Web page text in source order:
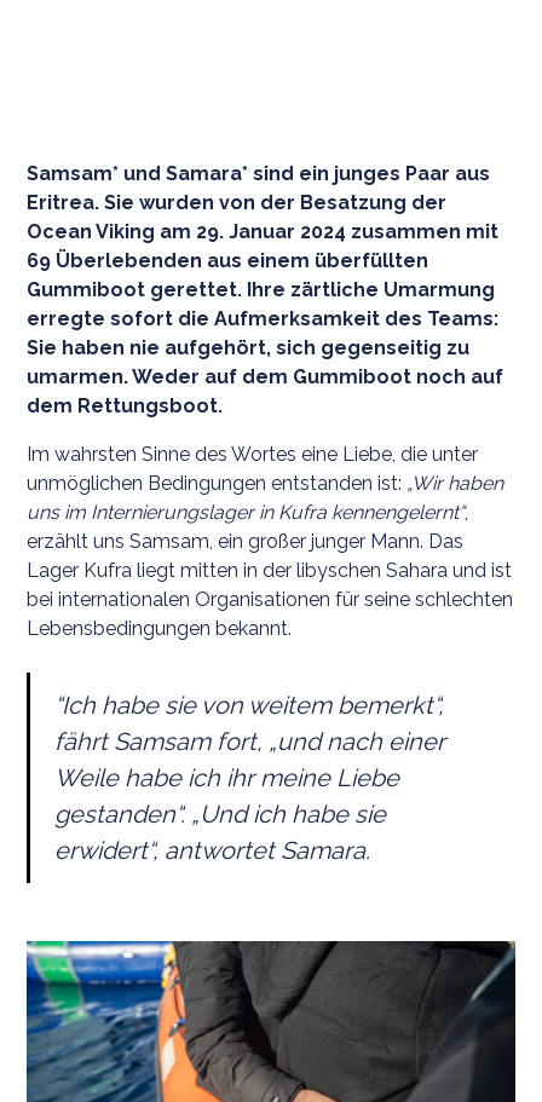
Samsam* und Samara* sind ein junges Paar aus
Eritrea. Sie wurden von der Besatzung der
Ocean Viking am 29. Januar 2024 zusammen mit
69 Überlebenden aus einem überfüllten
Gummiboot gerettet. Ihre zärtliche Umarmung
erregte sofort die Aufmerksamkeit des Teams:
Sie haben nie aufgehört, sich gegenseitig zu
umarmen. Weder auf dem Gummiboot noch auf
dem Rettungsboot.
Im wahrsten Sinne des Wortes eine Liebe, die unter
unmöglichen Bedingungen entstanden ist: „Wir haben
uns im Internierungslager in Kufra kennengelernt“,
erzählt uns Samsam, ein großer junger Mann. Das
Lager Kufra liegt mitten in der libyschen Sahara und ist
bei internationalen Organisationen für seine schlechten
Lebensbedingungen bekannt.
“Ich habe sie von weitem bemerkt“,
fährt Samsam fort, „und nach einer
Weile habe ich ihr meine Liebe
gestanden“. „Und ich habe sie
erwidert“, antwortet Samara.